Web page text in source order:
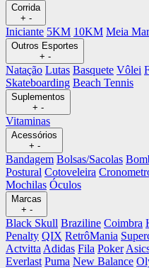
Corrida
+ -
Iniciante 5KM 10KM Meia
Outros Esportes
+ -
Natação Lutas Basquete Vôlei
Skateboarding Beach Tennis
Suplementos
+ -
Vitaminas
Acessórios
+ -
Bandagem Bolsas/Sacolas
Postural Cotoveleira
Mochilas Óculos
Marcas
+ -
Black Skull Braziline Coimbra
Penalty QIX RetrôMania
Actvitta Adidas Fila Poker
Everlast Puma New Balance